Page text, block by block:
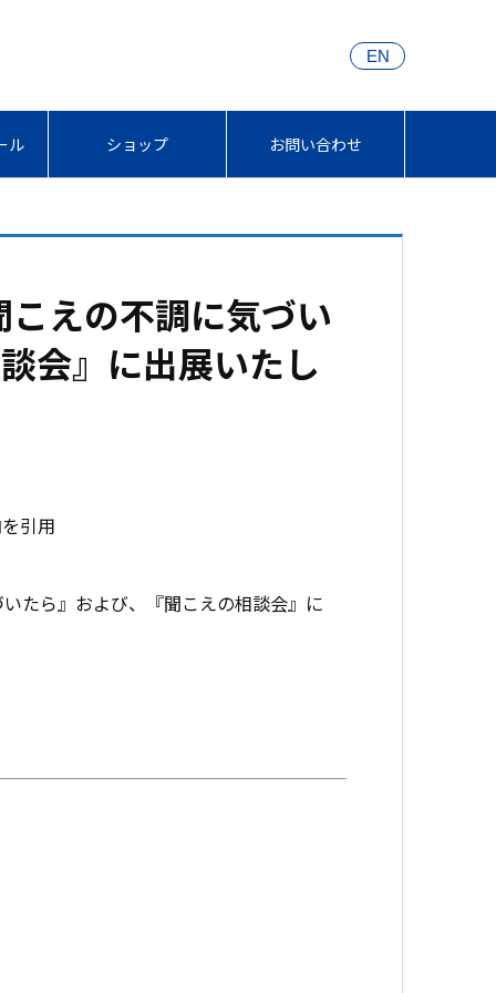
EN
ル ショップ お問い合わせ
えの不調に気づい
会』に出展いたし
引用
いたら』および、『聞こえの相談会』に